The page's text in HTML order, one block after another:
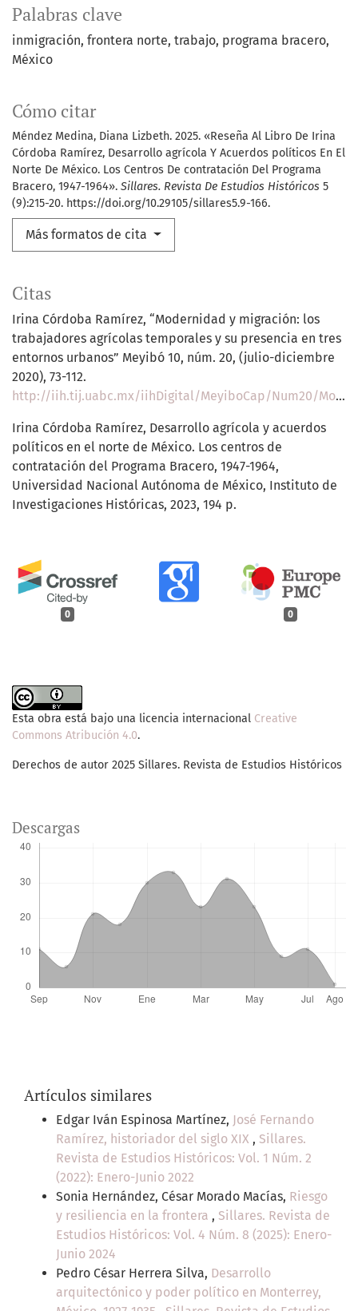
Palabras clave
inmigración frontera norte trabajo programa bracero
México
Cómo citar
Méndez Medina, Diana Lizbeth. 2025. «Reseña Al Libro De Irina
Córdoba Ramírez, Desarrollo agrícola Y Acuerdos políticos En El
Norte De México. Los Centros De contratación Del Programa
Bracero, 1947-1964». Sillares. Revista De Estudios Históricos 5
(9):215-20. https://doi.org/10.29105/sillares5.9-166.
Más formatos de cita
0 0
Citas
Irina Córdoba Ramírez, “Modernidad y migración: los
trabajadores agrícolas temporales y su presencia en tres
entornos urbanos” Meyibó 10, núm. 20, (julio-diciembre
2020), 73-112.
http://iih.tij.uabc.mx/iihDigital/MeyiboCap/Num20/Modernidad.pdf
Irina Córdoba Ramírez, Desarrollo agrícola y acuerdos
políticos en el norte de México. Los centros de
contratación del Programa Bracero, 1947-1964,
Universidad Nacional Autónoma de México, Instituto de
Investigaciones Históricas, 2023, 194 p.
Esta obra está bajo una licencia internacional Creative
Commons Atribución 4.0.
Derechos de autor 2025 Sillares. Revista de Estudios Históricos
Descargas
Artículos similares
Edgar Iván Espinosa Martínez, José Fernando
Ramírez, historiador del siglo XIX , Sillares.
Revista de Estudios Históricos: Vol. 1 Núm. 2
(2022): Enero-Junio 2022
Sonia Hernández, César Morado Macías, Riesgo
y resiliencia en la frontera , Sillares. Revista de
Estudios Históricos: Vol. 4 Núm. 8 (2025): Enero-
Junio 2024
Pedro César Herrera Silva, Desarrollo
arquitectónico y poder político en Monterrey,